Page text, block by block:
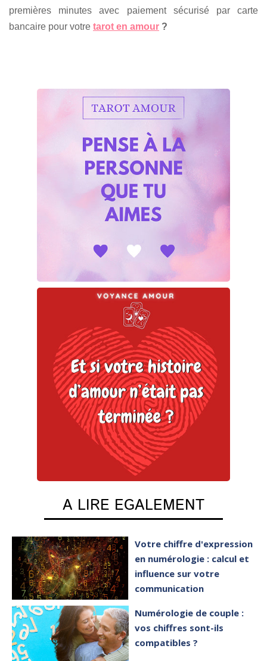
premières minutes avec paiement sécurisé par carte
bancaire pour votre tarot en amour ?
A LIRE EGALEMENT
Votre chiffre d'expression
en numérologie : calcul et
influence sur votre
communication
Numérologie de couple :
vos chiffres sont-ils
compatibles ?